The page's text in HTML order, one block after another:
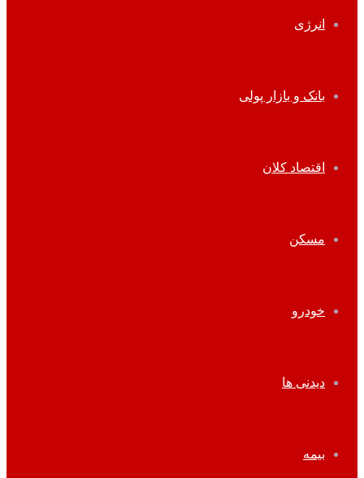
انرژی
بانک و بازار پولی
اقتصاد کلان
مسکن
خودرو
دیدنی ها
بیمه